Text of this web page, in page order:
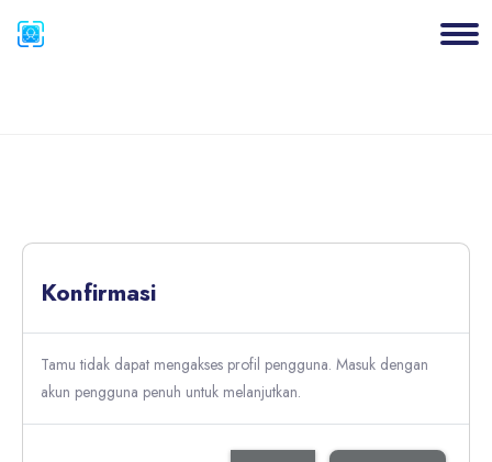
Konfirmasi
Tamu tidak dapat mengakses profil pengguna. Masuk dengan
akun pengguna penuh untuk melanjutkan.